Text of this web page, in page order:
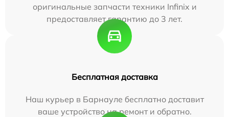
оригинальные запчасти техники Infinix и
предоставляет гарантию до 3 лет.
Бесплатная доставка
Наш курьер в Барнауле бесплатно доставит
ваше устройство на ремонт и обратно.